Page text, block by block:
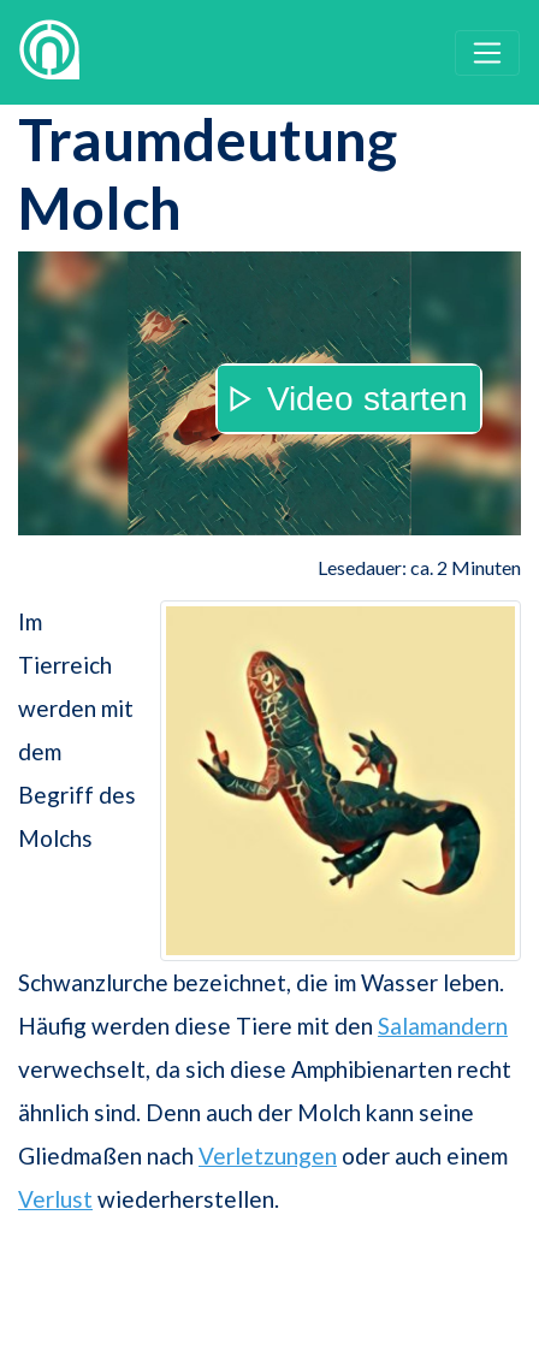
Traumdeutung
Molch
Video starten
Lesedauer: ca. 2 Minuten
Im
Tierreich
werden mit
dem
Begriff des
Molchs
Schwanzlurche bezeichnet, die im Wasser leben.
Häufig werden diese Tiere mit den Salamandern
verwechselt, da sich diese Amphibienarten recht
ähnlich sind. Denn auch der Molch kann seine
Gliedmaßen nach Verletzungen oder auch einem
Verlust wiederherstellen.